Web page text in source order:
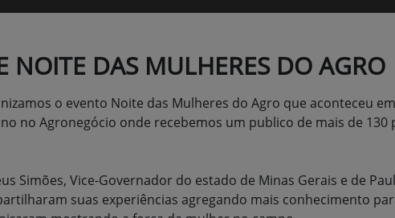
NOITE DAS MULHERES DO AGRO
o evento Noite das Mulheres do Agro que aconteceu
no Agronegócio onde recebemos um publico de mais de 130
Simões, Vice-Governador do estado de Minas Gerais e de
suas experiências agregando mais conhecimento